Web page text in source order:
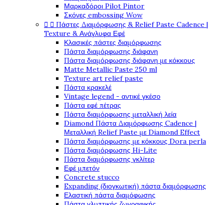
Μαρκαδόροι Pilot Pintor
Σκόνες embossing Wow
  Πάστες Διαμόρφωσης & Relief Paste Cadence |
Texture & Ανάγλυφα Εφέ
Κλασικές πάστες διαμόρφωσης
Πάστα διαμόρφωσης διάφανη
Πάστα διαμόρφωσης διάφανη με κόκκους
Matte Metallic Paste 250 ml
Texture art relief paste
Πάστα κρακελέ
Vintage legend - αντικέ γκέσο
Πάστα εφέ πέτρας
Πάστα διαμόρφωσης μεταλλική λεία
Diamond Πάστα Διαμόρφωσης Cadence |
Μεταλλική Relief Paste με Diamond Effect
Πάστα διαμόρφωσης με κόκκους Dora perla
Πάστα διαμόρφωσης Hi-Lite
Πάστα διαμόρφωσης γκλίτερ
Εφέ μπετόν
Concrete stucco
Expanding (διογκωτική) πάστα διαμόρφωσης
Ελαστική πάστα διαμόφωσης